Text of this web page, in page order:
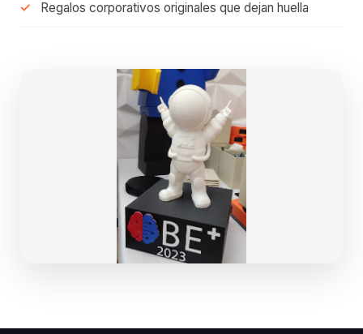
Regalos corporativos originales que dejan huella